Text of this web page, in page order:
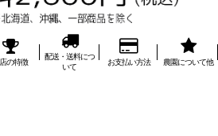
の特徴
配送・送料につ
いて
お支払い方法 農園について他